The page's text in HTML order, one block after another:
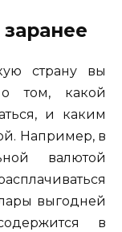
страну вы
том, какой
и каким
Например, в
валютой
выгодней
в